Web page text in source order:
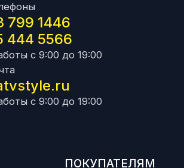
799 1446
444 5566
с 9:00 до 19:00
с 9:00 до 19:00
ПОКУПАТЕЛЯМ